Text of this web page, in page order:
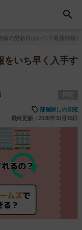
報の更新日はいつ？最新情報
をいち早く入手す
部屋探しの知恵
最終更新：2025年10月16日